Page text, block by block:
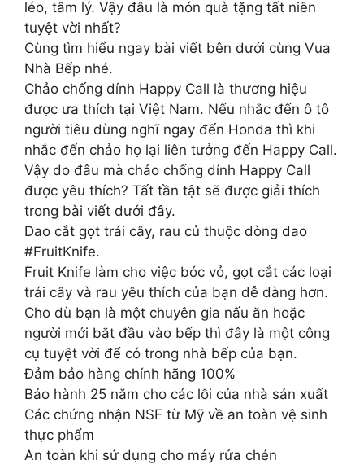
léo, tâm lý. Vậy đâu là món quà tặng tất niên
tuyệt vời nhất?
Cùng tìm hiểu ngay bài viết bên dưới cùng Vua
Nhà Bếp nhé.
Chảo chống dính Happy Call là thương hiệu
được ưa thích tại Việt Nam. Nếu nhắc đến ô tô
người tiêu dùng nghĩ ngay đến Honda thì khi
nhắc đến chảo họ lại liên tưởng đến Happy Call.
Vậy do đâu mà chảo chống dính Happy Call
được yêu thích? Tất tần tật sẽ được giải thích
trong bài viết dưới đây.
Dao cắt gọt trái cây, rau củ thuộc dòng dao
#FruitKnife.
Fruit Knife làm cho việc bóc vỏ, gọt cắt các loại
trái cây và rau yêu thích của bạn dễ dàng hơn.
Cho dù bạn là một chuyên gia nấu ăn hoặc
người mới bắt đầu vào bếp thì đây là một công
cụ tuyệt vời để có trong nhà bếp của bạn.
Đảm bảo hàng chính hãng 100%
Bảo hành 25 năm cho các lỗi của nhà sản xuất
Các chứng nhận NSF từ Mỹ về an toàn vệ sinh
thực phẩm
An toàn khi sử dụng cho máy rửa chén